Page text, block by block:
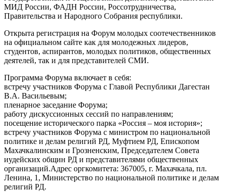
МИД России, ФАДН России, Россотрудничества,
Правительства и Народного Собрания республики.
Открыта регистрация на Форум молодых соотечественников
на официальном сайте как для молодежных лидеров,
студентов, аспирантов, молодых политиков, общественных
деятелей, так и для представителей СМИ.
Программа Форума включает в себя:
встречу участников Форума с Главой Республики Дагестан
В.А. Васильевым;
пленарное заседание Форума;
работу дискуссионных сессий по направлениям;
посещение исторического парка «Россия – моя история»;
встречу участников Форума с министром по национальной
политике и делам религий РД, Муфтием РД, Епископом
Махачкалинским и Грозненским, Председателем Совета
иудейских общин РД и представителями общественных
организаций.Адрес оргкомитета: 367005, г. Махачкала, пл.
Ленина, 1, Министерство по национальной политике и делам
религий РД.